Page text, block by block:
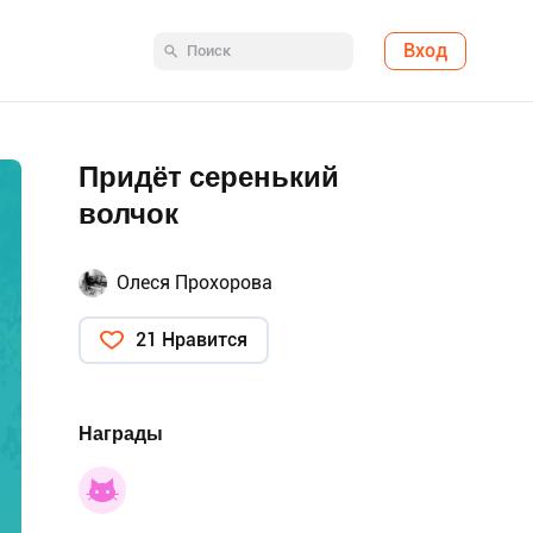
Вход
Придёт серенький
волчок
Олеся Прохорова
21 Нравится
Награды